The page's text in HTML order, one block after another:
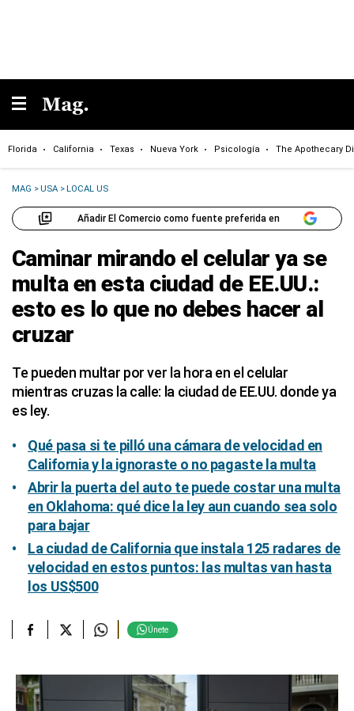
Florida California Texas Nueva York Psicología The Apothecary
MAG >USA >LOCAL US
Añadir El Comercio como fuente preferida en
Caminar mirando el celular ya se
multa en esta ciudad de EE.UU.:
esto es lo que no debes hacer al
cruzar
Te pueden multar por ver la hora en el celular
mientras cruzas la calle: la ciudad de EE.UU. donde ya
es ley.
Qué pasa si te pilló una cámara de velocidad en
California y la ignoraste o no pagaste la multa
Abrir la puerta del auto te puede costar una multa
en Oklahoma: qué dice la ley aun cuando sea solo
para bajar
La ciudad de California que instala 125 radares de
velocidad en estos puntos: las multas van hasta
los US$500
Únete